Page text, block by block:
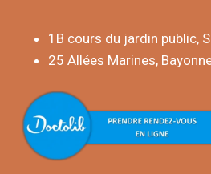
1B cours du jardin public,
25 Allées Marines,